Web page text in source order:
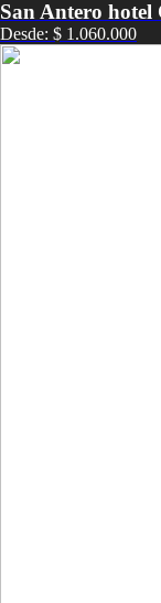
San Antero hotel
Desde: $ 1.060.000